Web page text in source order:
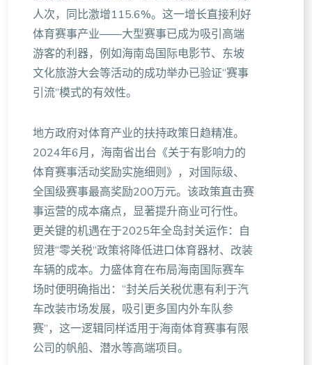
人次，同比激增115.6%。这一增长直接利好
体育赛事产业——大型赛事已成为吸引高端
游客的利器，例如海南岛国际电影节、东坡
文化旅游大会等活动的成功举办已验证“赛事
引流”模式的有效性。
地方政府对体育产业的扶持政策日趋精准。
2024年6月，海南省出台《关于有影响力的
体育赛事活动奖励实施细则》，对国际级、
全国级赛事最高奖励200万元。该政策直击赛
事运营的成本痛点，显著提升商业可行性。
更关键的机遇在于2025年全岛封关运作：自
贸港“零关税”政策将降低进口体育器材、改装
车辆的成本。力盛体育在布局海南国际赛车
场时便明确指出：“封关后关税优惠有利于汽
车改装市场发展，吸引更多国内外车队参
赛”，这一逻辑同样适用于海南体育赛事有限
公司的帆船、潜水等高端项目。